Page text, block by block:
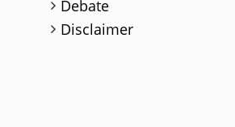
Debate
Disclaimer